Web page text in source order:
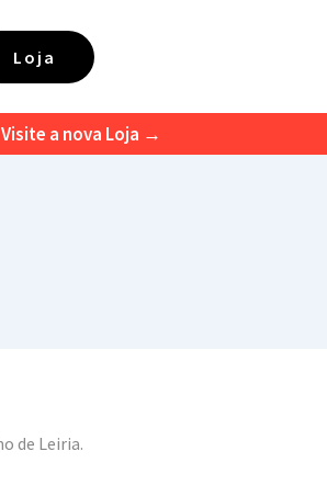
Loja
Visite a nova Loja →
de Leiria.